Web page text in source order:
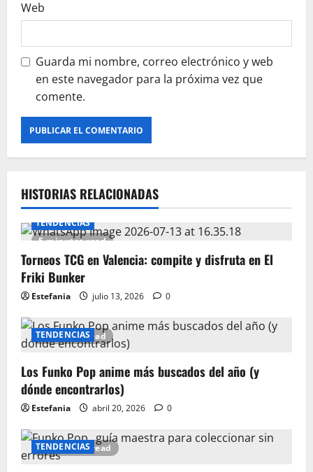
s
Web
Guarda mi nombre, correo electrónico y web
en este navegador para la próxima vez que
comente.
HISTORIAS RELACIONADAS
5 minutes read
TENDENCIAS
Torneos TCG en Valencia: compite y disfruta en El
Friki Bunker
Estefania julio 13, 2026 0
6 minutes read
TENDENCIAS
Los Funko Pop anime más buscados del año (y
dónde encontrarlos)
Estefania abril 20, 2026 0
12 minutes read
TENDENCIAS